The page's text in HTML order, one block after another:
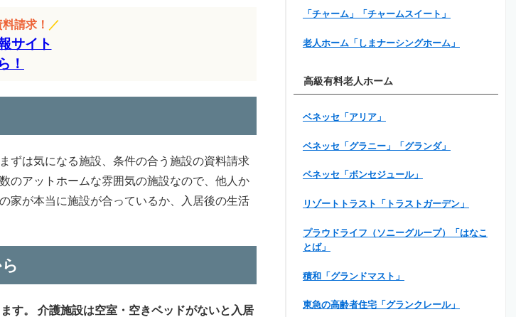
請求！ ／
サイト
！
ずは気になる施設、条件の合う施設の資料請求
のアットホームな雰囲気の施設なので、他人か
家が本当に施設が合っているか、入居後の生活
す。
介護施設は空室・空きベッドがないと入居
「チャーム」「チャームスイート」
老人ホーム「しまナーシングホーム」
高級有料老人ホーム
ベネッセ「アリア」
ベネッセ「グラニー」「グランダ」
ベネッセ「ボンセジュール」
リゾートトラスト「トラストガーデン」
プラウドライフ（ソニーグループ）「はなこ
とば」
積和「グランドマスト」
東急の高齢者住宅「グランクレール」